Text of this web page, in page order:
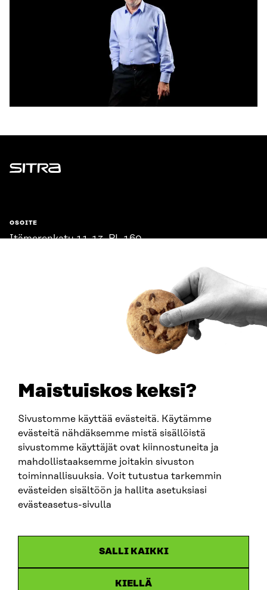
Maistuiskos keksi?
Sivustomme käyttää evästeitä. Käytämme
evästeitä nähdäksemme mistä sisällöistä
sivustomme käyttäjät ovat kiinnostuneita ja
mahdollistaaksemme joitakin sivuston
toiminnallisuuksia. Voit tutustua tarkemmin
evästeiden sisältöön ja hallita asetuksiasi
evästeasetus-sivulla
SALLI KAIKKI
KIELLÄ
Sitra
OSOITE
Itämerenkatu 11-13, PL 160,
SITRA SOSIAALISESSA MEDIASSA
LinkedIn
Instagram
YouTube